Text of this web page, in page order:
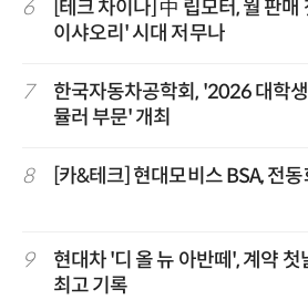
6
[테크 차이나] 中 립모터, 월 판
이샤오리' 시대 저무나
7
한국자동차공학회, '2026 대학
뮬러 부문' 개최
8 [카&테크] 현대모비스 BSA, 전
9
현대차 '디 올 뉴 아반떼', 계약
최고 기록